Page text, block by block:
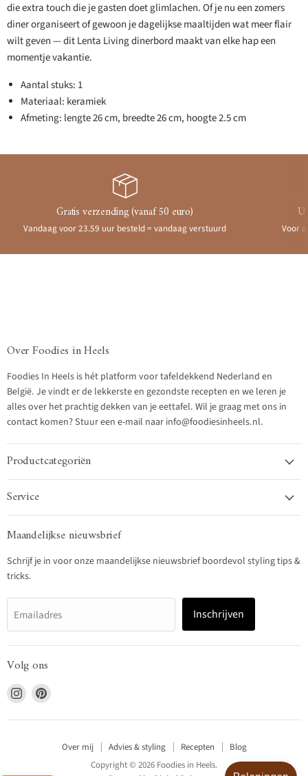
die extra touch die je gasten doet glimlachen. Of je nu een zomers
diner organiseert of gewoon je dagelijkse maaltijden wat meer flair
wilt geven — dit Lenta Living dinerbord maakt van elke hap een
momentje vakantie.
Aantal stuks: 1
Materiaal: keramiek
Afmeting: lengte 26 cm, breedte 26 cm, hoogte 2.5 cm
Gratis verzending (vanaf 50 euro)
Vandaag voor 23.59 uur besteld = vandaag verstuurd Voor
Over Foodies in Heels
Foodies In Heels is hét platform voor tafeldekkend Nederland en
België. Je vindt er de lekkerste en gezondste recepten en we leren je
alles over het prachtig dekken van je eettafel. Wil je graag met ons in
contact komen? Stuur een e-mail naar info@foodiesinheels.nl.
Productcategoriën
Service
Maandelijkse nieuwsbrief
Schrijf je in voor onze maandelijkse nieuwsbrief boordevol styling tips &
tricks.
Emailadres Inschrijven
Volg ons
Vind
ons
op
Vind
op
Over mij Advies & styling Recepten
Blog
Copyright © 2026 Foodies in Heels.